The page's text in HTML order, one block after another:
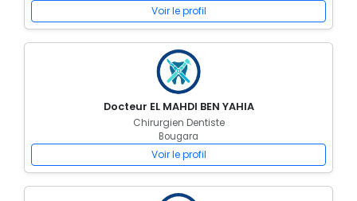
Voir le profil
Docteur EL MAHDI BEN YAHIA
Chirurgien Dentiste
Bougara
Voir le profil